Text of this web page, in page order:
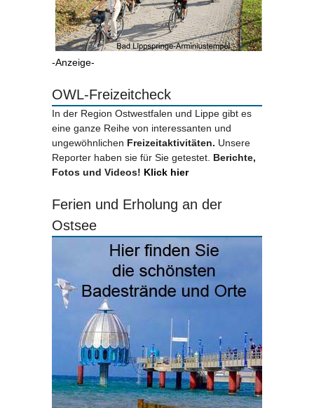
-Anzeige-
OWL-Freizeitcheck
In der Region Ostwestfalen und Lippe gibt es
eine ganze Reihe von interessanten und
ungewöhnlichen Freizeitaktivitäten. Unsere
Reporter haben sie für Sie getestet. Berichte,
Fotos und Videos! Klick hier
Ferien und Erholung an der
Ostsee